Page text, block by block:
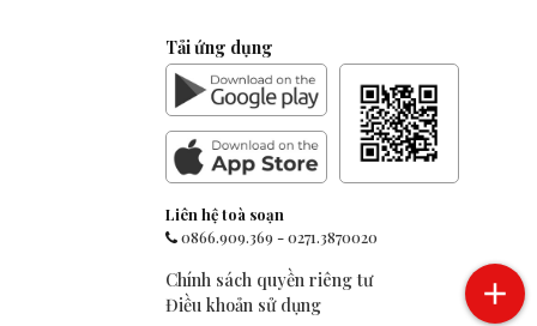
Tải ứng dụng
Liên hệ toà soạn
0866.909.369-0271.3870020
Chính sách quyền riêng tư
Điều khoản sử dụng